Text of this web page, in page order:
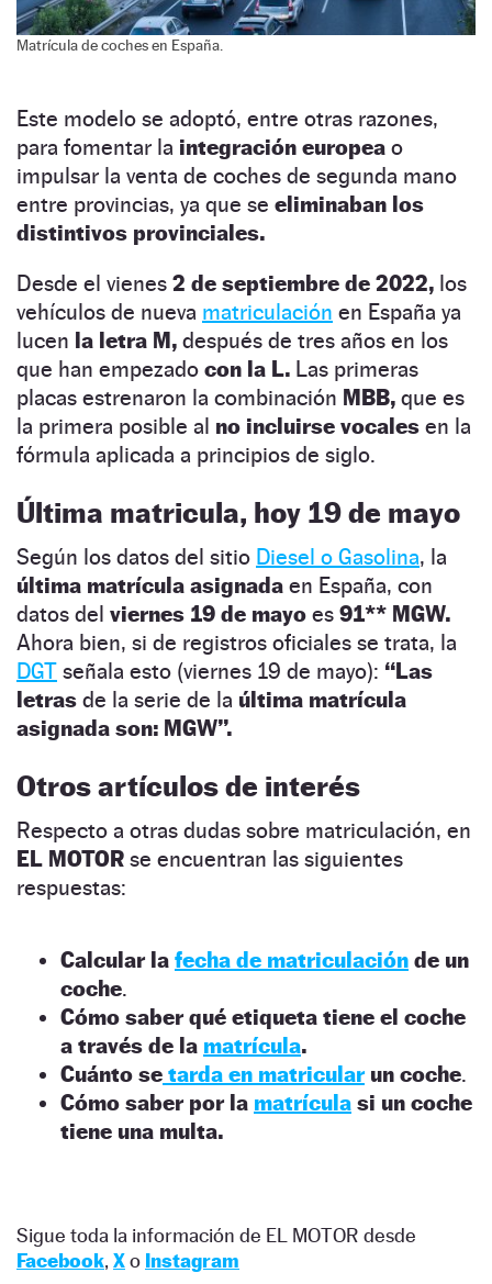
Matrícula de coches en España.
Este modelo se adoptó, entre otras razones,
para fomentar la integración europea o
impulsar la venta de coches de segunda mano
entre provincias, ya que se eliminaban los
distintivos provinciales.
Desde el vienes 2 de septiembre de 2022, los
vehículos de nueva matriculación en España ya
lucen la letra M, después de tres años en los
que han empezado con la L. Las primeras
placas estrenaron la combinación MBB, que es
la primera posible al no incluirse vocales en la
fórmula aplicada a principios de siglo.
Última matricula, hoy 19 de mayo
Según los datos del sitio Diesel o Gasolina, la
última matrícula asignada en España, con
datos del viernes 19 de mayo es 91** MGW.
Ahora bien, si de registros oficiales se trata, la
DGT señala esto (viernes 19 de mayo): “Las
letras de la serie de la última matrícula
asignada son: MGW”.
Otros artículos de interés
Respecto a otras dudas sobre matriculación, en
EL MOTOR se encuentran las siguientes
respuestas:
Calcular la fecha de matriculación de un
coche.
Cómo saber qué etiqueta tiene el coche
a través de la matrícula.
Cuánto se tarda en matricularun coche.
Cómo saber por la matrícula si un coche
tiene una multa.
Sigue toda la información de EL MOTOR desde
Facebook, Xo Instagram